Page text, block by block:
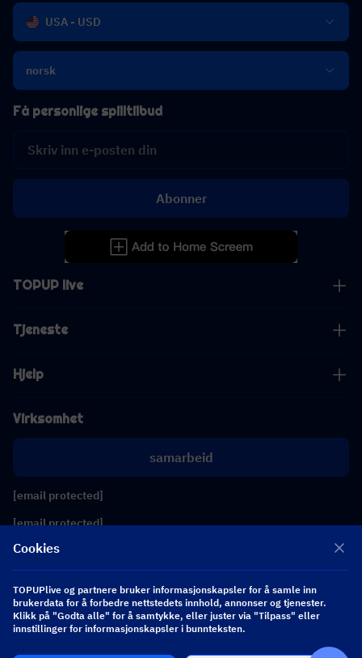
USA - USD
norsk
TOPUP live
Tjeneste
Hjelp
Virksomhet
samarbeid
[email protected]
[email protected]
Få personlige spilltilbud
Abonner
Følg oss
Copyright 2026 SEA WHALE TECHNOLOGY PTE.LTD. All Rights Reserved.
Cookies
TOPUPlive og partnere bruker informasjonskapsler for å samle inn
brukerdata for å forbedre nettstedets innhold, annonser og tjenester.
Klikk på "Godta alle" for å samtykke, eller juster via "Tilpass" eller
innstillinger for informasjonskapsler i bunnteksten.